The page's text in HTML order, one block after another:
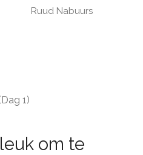
Ruud Nabuurs
1)
om te